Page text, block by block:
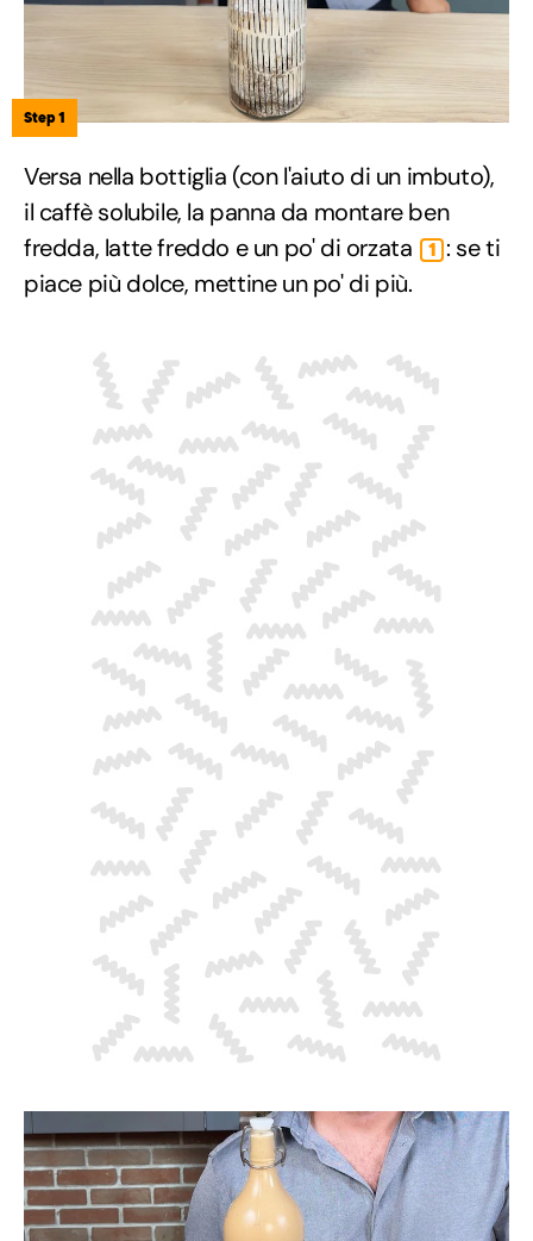
Step 1
Versa nella bottiglia (con l'aiuto di un imbuto),
il caffè solubile, la panna da montare ben
fredda, latte freddo e un po' di orzata
1 : se ti
piace più dolce, mettine un po' di più.